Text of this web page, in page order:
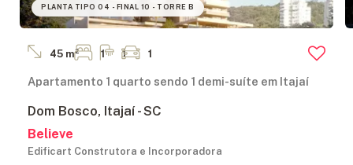
PLANTA TIPO 04 - FINAL 10 - TORRE B
45 m² 1 1 1
Apartamento 1 quarto sendo 1 demi-suíte em Itajaí
Dom Bosco, Itajaí - SC
Believe
Edificart Construtora e Incorporadora